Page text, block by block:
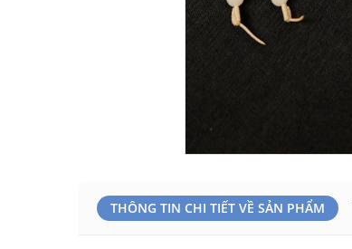
THÔNG TIN CHI TIẾT VỀ SẢN PHẨM